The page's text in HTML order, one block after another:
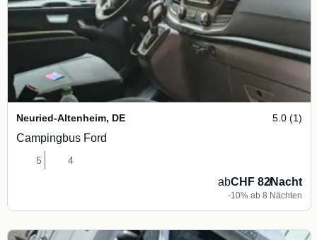
Neuried-Altenheim, DE 5.0 (1)
Campingbus Ford
5 4
abCHF 82/Nacht
-10% ab 8 Nächten